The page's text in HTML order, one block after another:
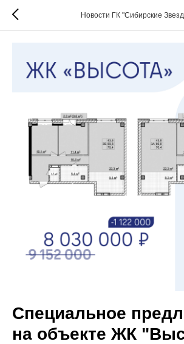
Новости ГК "Сибирские
Специальное
на объекте ЖК